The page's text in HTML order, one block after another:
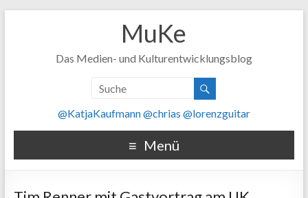
MuKe
Das Medien- und Kulturentwicklungsblog
@KatjaKaufmann@chrias @lorenzguitar
Menü